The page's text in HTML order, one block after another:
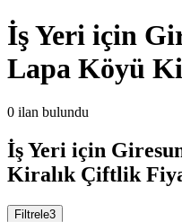
İş Yeri için
Lapa Köyü
0 ilan bulundu
İş Yeri için
Kiralık Çiftlik
Filtrele3